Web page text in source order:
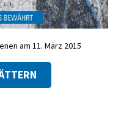
am 11. März 2015